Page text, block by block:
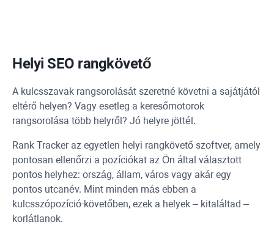
Helyi SEO rangkövető
A kulcsszavak rangsorolását szeretné követni a sajátjától
eltérő helyen? Vagy esetleg a keresőmotorok
rangsorolása több helyről? Jó helyre jöttél.
Rank Trackeraz egyetlen helyi rangkövető szoftver, amely
pontosan ellenőrzi a pozíciókat az Ön által választott
pontos helyhez: ország, állam, város vagy akár egy
pontos utcanév. Mint minden más ebben a
kulcsszópozíció-követőben, ezek a helyek – kitaláltad –
korlátlanok.